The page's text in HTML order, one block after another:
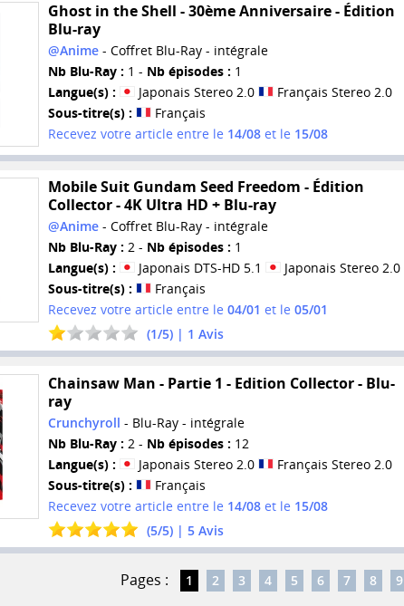
Ghost in the Shell - 30ème Anniversaire - Édition
Blu-ray
@Anime- Coffret Blu-Ray - intégrale
Nb Blu-Ray : 1 - Nb épisodes : 1
Langue(s) :
Japonais Stereo 2.0
Français Stereo 2.0
Sous-titre(s) :
Français
Recevez votre article entre le 14/08et le 15/08
Mobile Suit Gundam Seed Freedom - Édition
Collector - 4K Ultra HD + Blu-ray
@Anime- Coffret Blu-Ray - intégrale
Nb Blu-Ray : 2 - Nb épisodes : 1
Langue(s) :
Japonais DTS-HD 5.1
Japonais Stereo 2.0
Sous-titre(s) :
Français
Recevez votre article entre le 04/01 et le 05/01
(1/5) | 1 Avis
Chainsaw Man - Partie 1 - Edition Collector - Blu-
ray
Crunchyroll - Blu-Ray - intégrale
Nb Blu-Ray : 2 - Nb épisodes : 12
Langue(s) :
Japonais Stereo 2.0
Français Stereo 2.0
Sous-titre(s) :
Français
Recevez votre article entre le 14/08et le 15/08
(5/5) | 5Avis
Pages : 1 2 3 4 5 6 7 8 9